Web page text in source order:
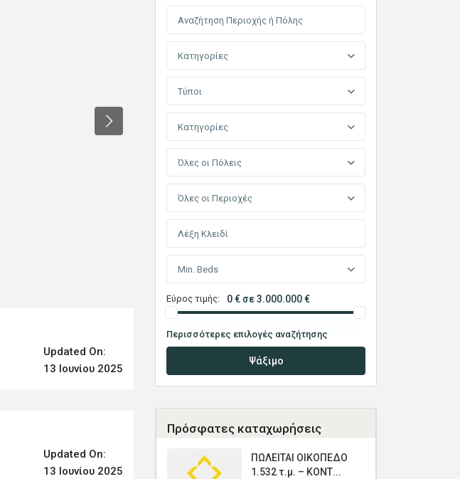
Updated On:
13 Ιουνίου 2025
Updated On:
13 Ιουνίου 2025
Κατηγορίες
Τύποι
Κατηγορίες
Όλες οι Πόλεις
Όλες οι Περιοχές
Min. Beds
Εύρος τιμής: 0 € σε 3.000.000 €
Περισσότερες επιλογές αναζήτησης
Ψάξιμο
Πρόσφατες καταχωρήσεις
ΠΩΛΕΙΤΑΙ ΟΙΚΟΠΕΔΟ
1.532 τ.μ. – ΚΟΝΤ...